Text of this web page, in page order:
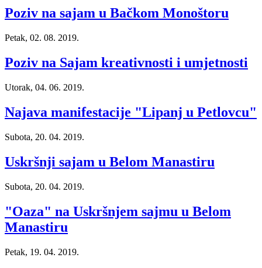
Poziv na sajam u Bačkom Monoštoru
Petak, 02. 08. 2019.
Poziv na Sajam kreativnosti i umjetnosti
Utorak, 04. 06. 2019.
Najava manifestacije "Lipanj u Petlovcu"
Subota, 20. 04. 2019.
Uskršnji sajam u Belom Manastiru
Subota, 20. 04. 2019.
"Oaza" na Uskršnjem sajmu u Belom
Manastiru
Petak, 19. 04. 2019.